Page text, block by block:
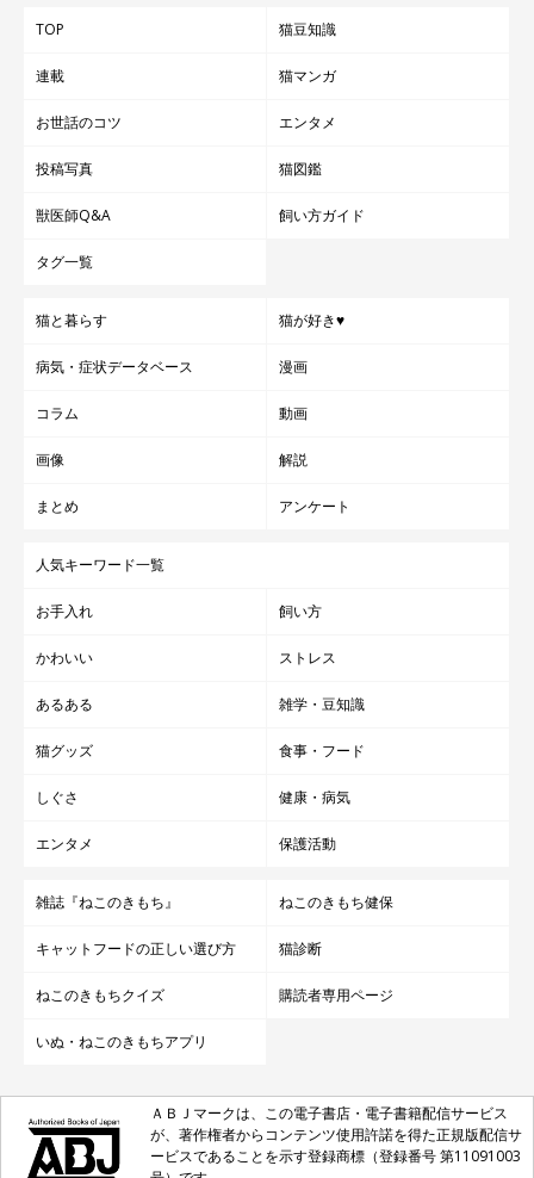
TOP 猫豆知識
連載 猫マンガ
お世話のコツ エンタメ
投稿写真 猫図鑑
獣医師Q&A 飼い方ガイド
タグ一覧
猫と暮らす 猫が好き♥
病気・症状データベース 漫画
コラム 動画
画像 解説
まとめ アンケート
人気キーワード一覧
お手入れ 飼い方
かわいい ストレス
あるある 雑学・豆知識
猫グッズ 食事・フード
しぐさ 健康・病気
エンタメ 保護活動
雑誌『ねこのきもち』 ねこのきもち健保
キャットフードの正しい選び方 猫診断
ねこのきもちクイズ 購読者専用ページ
いぬ・ねこのきもちアプリ
ＡＢＪマークは、この電子書店・電子書籍配信サービス
が、著作権者からコンテンツ使用許諾を得た正規版配信サ
ービスであることを示す登録商標（登録番号 第11091003